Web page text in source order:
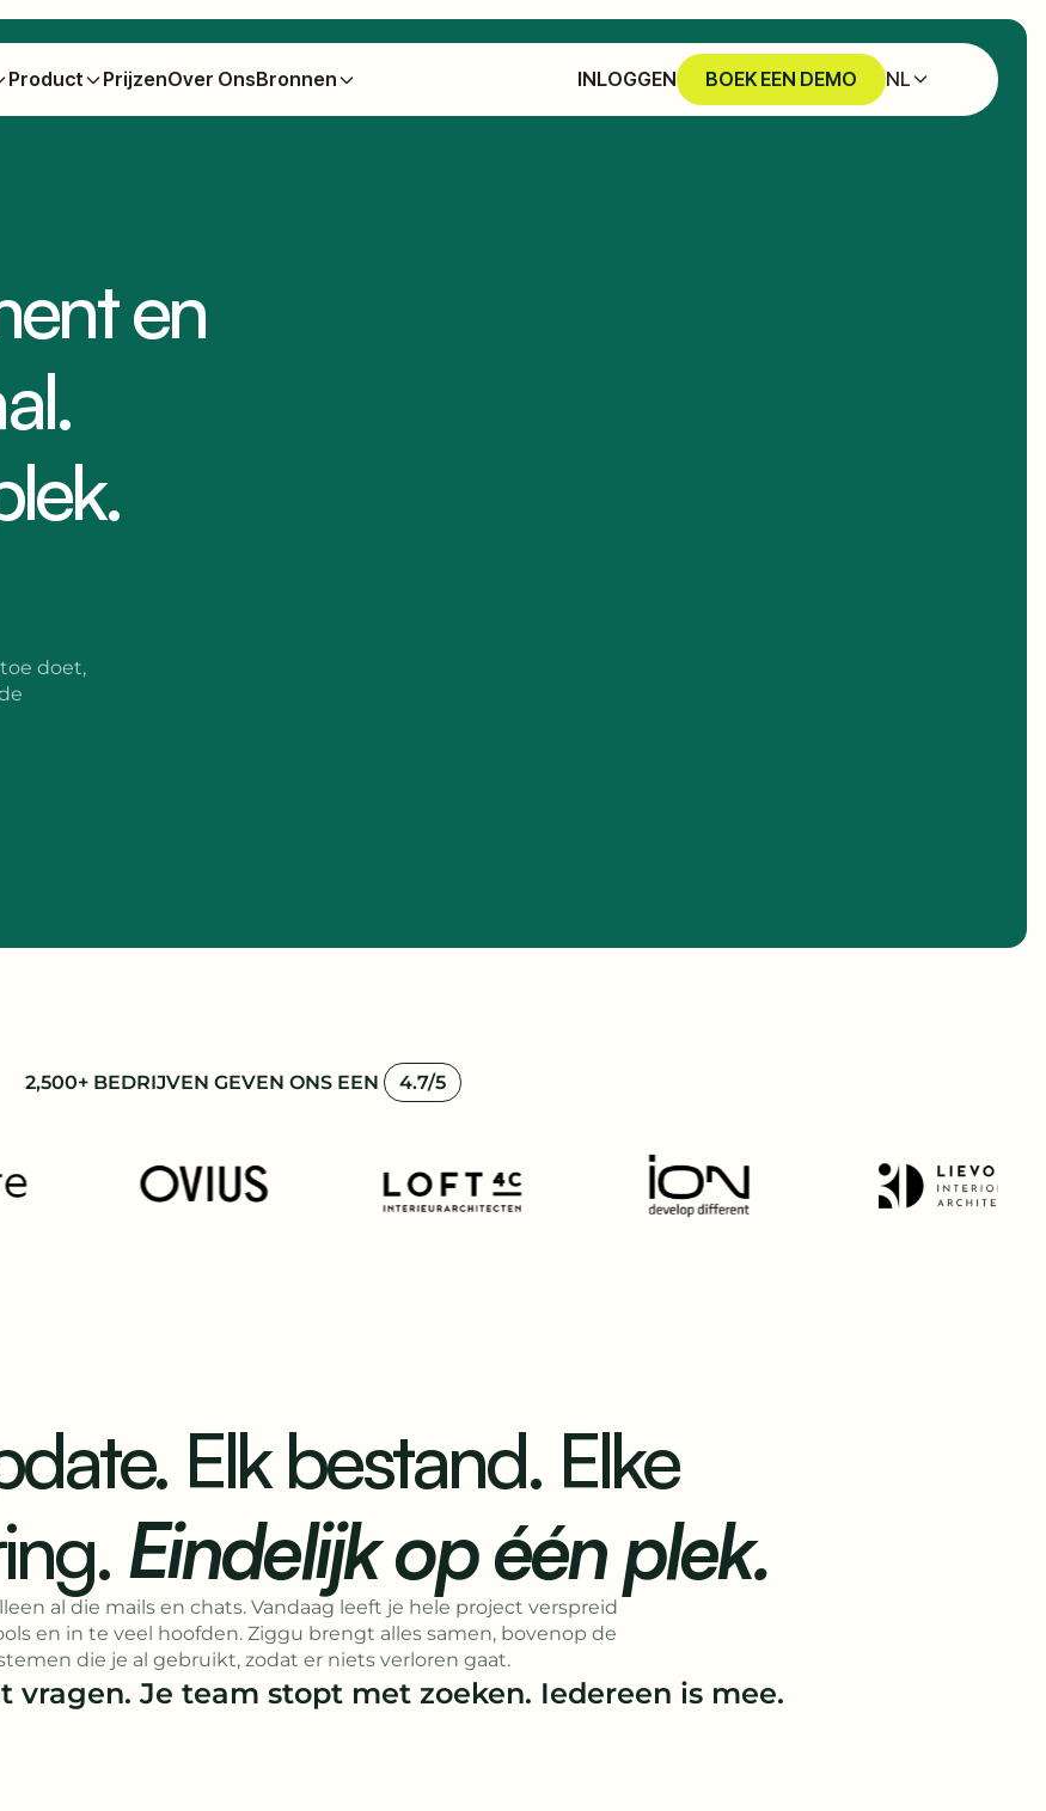
Product PrijzenOver OnsBronnen INLOGGEN BOEK EEN DEMO NL
en
doet,
2,500+ BEDRIJVEN GEVEN ONS EEN 4.7/5
Elk bestand. Elke
Eindelijk op één plek.
al die mails en chats. Vandaag leeft je hele project verspreid
en in te veel hoofden. Ziggu brengt alles samen, bovenop de
die je al gebruikt, zodat er niets verloren gaat.
vragen. Je team stopt met zoeken. Iedereen is mee.